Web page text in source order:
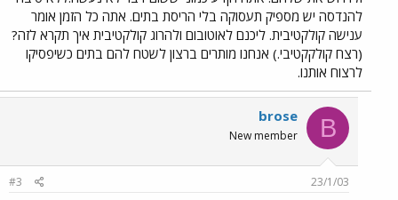
להנדסה יש מספיק תעסוקה בלי הריסת בתים. אתה כל הזמן אומר
ענישה קולקטיבית. ליכנם לאוטובום ולהרוג קולקטיבית איך תקרא לזה?
(רצח קולקקטיבי.) אנחנו מותרים ברצון לשטח להם בתים כשיפסיקו
לרצוח אותנו.
B
brose
New member
23/1/03
#3